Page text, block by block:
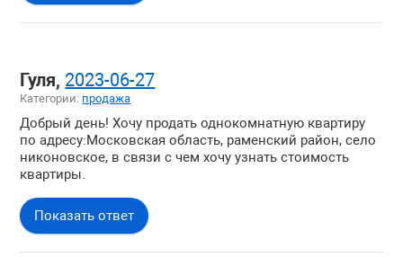
Гуля, 2023-06-27
Категории: продажа
Добрый день! Хочу продать однокомнатную квартиру
по адресу:Московская область, раменский район, село
никоновское, в связи с чем хочу узнать стоимость
квартиры.
Показать ответ